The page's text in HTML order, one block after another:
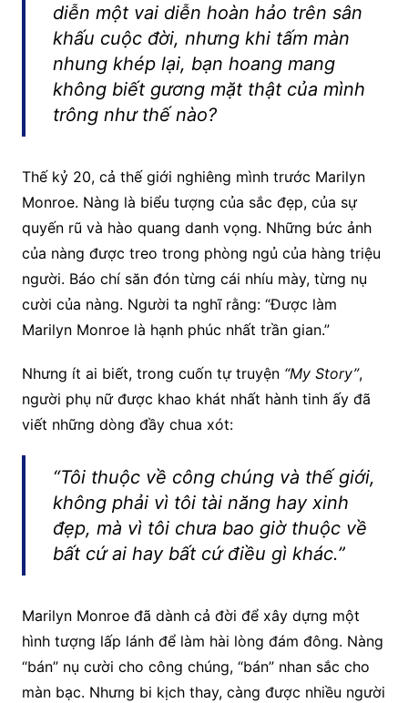
diễn một vai diễn hoàn hảo trên sân
khấu cuộc đời, nhưng khi tấm màn
nhung khép lại, bạn hoang mang
không biết gương mặt thật của mình
trông như thế nào?
Thế kỷ 20, cả thế giới nghiêng mình trước Marilyn
Monroe. Nàng là biểu tượng của sắc đẹp, của sự
quyến rũ và hào quang danh vọng. Những bức ảnh
của nàng được treo trong phòng ngủ của hàng triệu
người. Báo chí săn đón từng cái nhíu mày, từng nụ
cười của nàng. Người ta nghĩ rằng: “Được làm
Marilyn Monroe là hạnh phúc nhất trần gian.”
Nhưng ít ai biết, trong cuốn tự truyện “My Story”,
người phụ nữ được khao khát nhất hành tinh ấy đã
viết những dòng đầy chua xót:
“Tôi thuộc về công chúng và thế giới,
không phải vì tôi tài năng hay xinh
đẹp, mà vì tôi chưa bao giờ thuộc về
bất cứ ai hay bất cứ điều gì khác.”
Marilyn Monroe đã dành cả đời để xây dựng một
hình tượng lấp lánh để làm hài lòng đám đông. Nàng
“bán” nụ cười cho công chúng, “bán” nhan sắc cho
màn bạc. Nhưng bi kịch thay, càng được nhiều người